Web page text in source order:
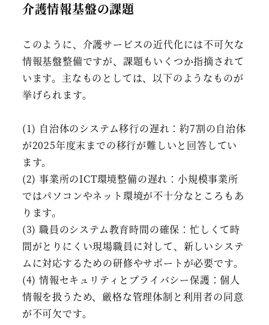
介護情報基盤の課題
このように、介護サービスの近代化には不可欠な
情報基盤整備ですが、課題もいくつか指摘されて
います。主なものとしては、以下のようなものが
挙げられます。
(1) 自治体のシステム移行の遅れ：約7割の自治体
が2025年度末までの移行が難しいと回答してい
ます。
(2) 事業所のICT環境整備の遅れ：小規模事業所
ではパソコンやネット環境が不十分なところもあ
ります。
(3) 職員のシステム教育時間の確保：忙しくて時
間がとりにくい現場職員に対して、新しいシステ
ムに対応するための研修やサポートが必要です。
(4) 情報セキュリティとプライバシー保護：個人
情報を扱うため、厳格な管理体制と利用者の同意
が不可欠です。